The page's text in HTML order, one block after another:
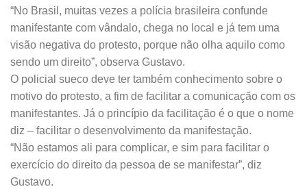
“No Brasil, muitas vezes a polícia brasileira confunde
manifestante com vândalo, chega no local e já tem uma
visão negativa do protesto, porque não olha aquilo como
sendo um direito”, observa Gustavo.
O policial sueco deve ter também conhecimento sobre o
motivo do protesto, a fim de facilitar a comunicação com os
manifestantes. Já o princípio da facilitação é o que o nome
diz – facilitar o desenvolvimento da manifestação.
“Não estamos ali para complicar, e sim para facilitar o
exercício do direito da pessoa de se manifestar”, diz
Gustavo.